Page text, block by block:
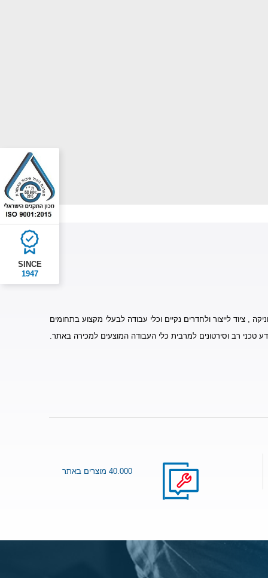
SINCE
1947
, ציוד לייצור ולחדרים נקיים וכלי עבודה לבעלי מקצוע בתחומים
טכני רב וסירטונים למרבית כלי העבודה המוצעים למכירה באתר.
40.000 מוצרים באתר